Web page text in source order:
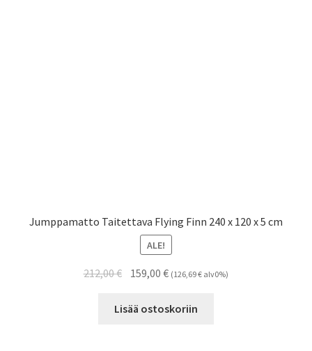
Jumppamatto Taitettava Flying Finn 240 x 120 x 5 cm
ALE!
212,00€ Alkuperäinen
oli:
159,00€Nykyinen
on:
(126,69€ alv0%)
Lisää ostoskoriin